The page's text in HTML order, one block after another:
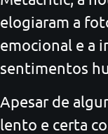
elogiaram a
emocional e a
sentimentos
Apesar de
lento e certa